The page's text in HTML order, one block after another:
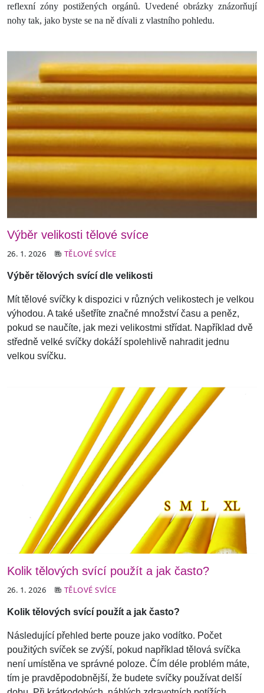
reflexní zóny postižených orgánů. Uvedené obrázky znázorňují
nohy tak, jako byste se na ně dívali z vlastního pohledu.
Výběr velikosti tělové svíce
26. 1. 2026 TĚLOVÉ SVÍCE
Výběr tělových svící dle velikosti
Mít tělové svíčky k dispozici v různých velikostech je velkou
výhodou. A také ušetříte značné množství času a peněz,
pokud se naučíte, jak mezi velikostmi střídat. Například dvě
středně velké svíčky dokáží spolehlivě nahradit jednu
velkou svíčku.
Kolik tělových svící použít a jak často?
26. 1. 2026 TĚLOVÉ SVÍCE
Kolik tělových svící použít a jak často?
Následující přehled berte pouze jako vodítko. Počet
použitých svíček se zvýší, pokud například tělová svíčka
není umístěna ve správné poloze. Čím déle problém máte,
tím je pravděpodobnější, že budete svíčky používat delší